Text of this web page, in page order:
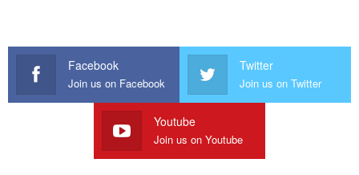
Facebook
Join us on Facebook
Twitter
Join us on Twitter
Youtube
Join us on Youtube